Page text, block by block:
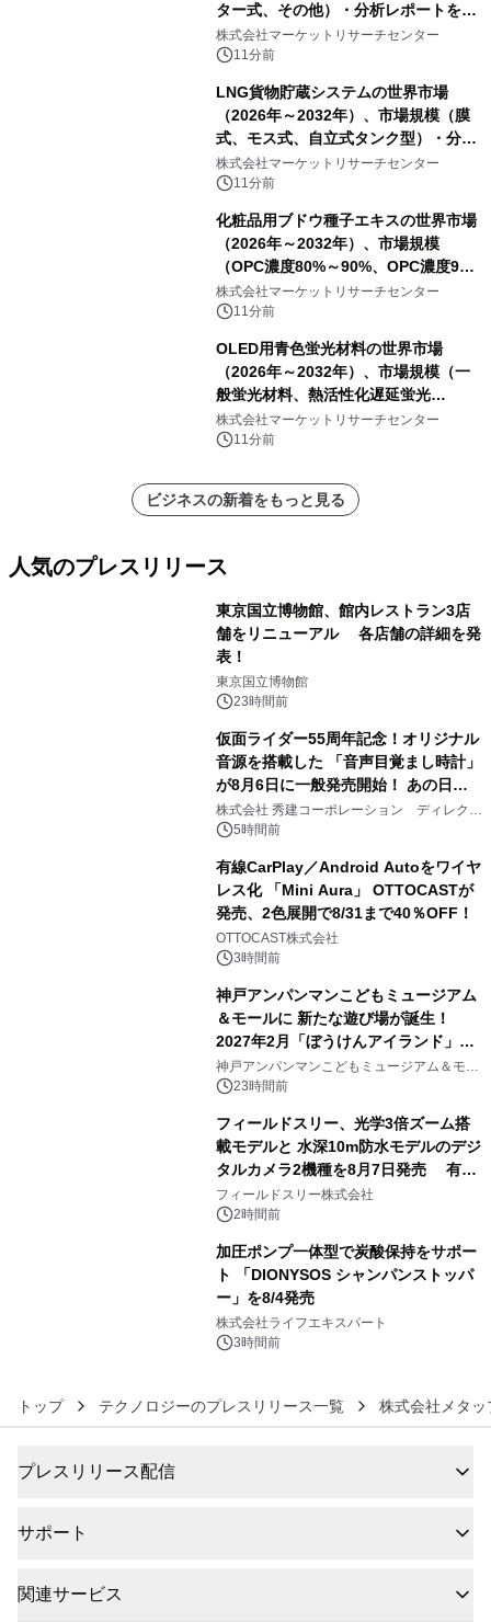
ター式、その他）・分析レポートを発
表
株式会社マーケットリサーチセンター
11分前
LNG貨物貯蔵システムの世界市場
（2026年～2032年）、市場規模（膜
式、モス式、自立式タンク型）・分析
レポートを発表
株式会社マーケットリサーチセンター
11分前
化粧品用ブドウ種子エキスの世界市場
（2026年～2032年）、市場規模
（OPC濃度80%～90%、OPC濃度90%
～95%、OPC濃度95%以上）・分析レ
ポートを発表
株式会社マーケットリサーチセンター
11分前
OLED用青色蛍光材料の世界市場
（2026年～2032年）、市場規模（一
般蛍光材料、熱活性化遅延蛍光
（TADF）材料、その他）・分析レポ
ートを発表
株式会社マーケットリサーチセンター
11分前
ビジネスの新着をもっと見る
人気のプレスリリース
東京国立博物館、館内レストラン3店
舗をリニューアル 各店舗の詳細を発
表！
東京国立博物館
23時間前
仮面ライダー55周年記念！オリジナル
音源を搭載した 「音声目覚まし時計」
が8月6日に一般発売開始！ あの日の
大興奮が今甦る
株式会社 秀建コーポレーション ディレクト
アートギャラリー
5時間前
有線CarPlay／Android Autoをワイヤ
レス化 「Mini Aura」 OTTOCASTが
発売、2色展開で8/31まで40％OFF！
OTTOCAST株式会社
3時間前
神戸アンパンマンこどもミュージアム
＆モールに 新たな遊び場が誕生！
2027年2月「ぼうけんアイランド」が
オープン
神戸アンパンマンこどもミュージアム＆モー
ル 23時間前
フィールドスリー、光学3倍ズーム搭
載モデルと 水深10m防水モデルのデジ
タルカメラ2機種を8月7日発売 有効
約1300万画素、用途別に選べるコンデ
ジ新登場
フィールドスリー株式会社
2時間前
加圧ポンプ一体型で炭酸保持をサポー
ト 「DIONYSOS シャンパンストッパ
ー」を8/4発売
株式会社ライフエキスパート
3時間前
トップ テクノロジーのプレスリリース一覧 株式会社メタッ
プレスリリース配信
サポート
関連サービス